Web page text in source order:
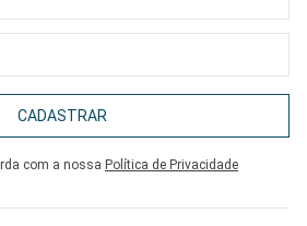
CADASTRAR
com a nossa Política de Privacidade